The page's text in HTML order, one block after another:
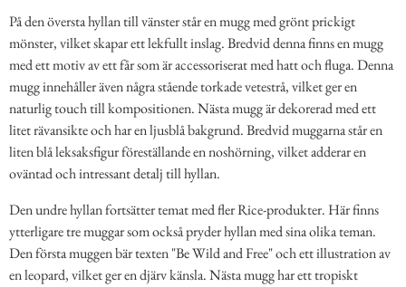
På den översta hyllan till vänster står en mugg med grönt prickigt
mönster, vilket skapar ett lekfullt inslag. Bredvid denna finns en mugg
med ett motiv av ett får som är accessoriserat med hatt och fluga. Denna
mugg innehåller även några stående torkade vetestrå, vilket ger en
naturlig touch till kompositionen. Nästa mugg är dekorerad med ett
litet rävansikte och har en ljusblå bakgrund. Bredvid muggarna står en
liten blå leksaksfigur föreställande en noshörning, vilket adderar en
oväntad och intressant detalj till hyllan.
Den undre hyllan fortsätter temat med fler Rice-produkter. Här finns
ytterligare tre muggar som också pryder hyllan med sina olika teman.
Den första muggen bär texten "Be Wild and Free" och ett illustration av
en leopard, vilket ger en djärv känsla. Nästa mugg har ett tropiskt